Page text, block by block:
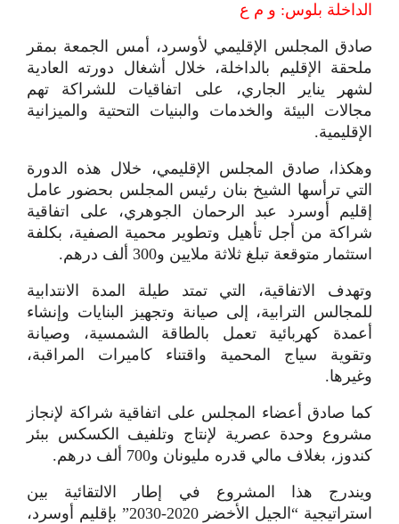
الداخلة بلوس: و م ع
صادق المجلس الإقليمي لأوسرد، أمس الجمعة بمقر
ملحقة الإقليم بالداخلة، خلال أشغال دورته العادية
لشهر يناير الجاري، على اتفاقيات للشراكة تهم
مجالات البيئة والخدمات والبنيات التحتية والميزانية
الإقليمية.
وهكذا، صادق المجلس الإقليمي، خلال هذه الدورة
التي ترأسها الشيخ بنان رئيس المجلس بحضور عامل
إقليم أوسرد عبد الرحمان الجوهري، على اتفاقية
شراكة من أجل تأهيل وتطوير محمية الصفية، بكلفة
استثمار متوقعة تبلغ ثلاثة ملايين و300 ألف درهم.
وتهدف الاتفاقية، التي تمتد طيلة المدة الانتدابية
للمجالس الترابية، إلى صيانة وتجهيز البنايات وإنشاء
أعمدة كهربائية تعمل بالطاقة الشمسية، وصيانة
وتقوية سياج المحمية واقتناء كاميرات المراقبة،
وغيرها.
كما صادق أعضاء المجلس على اتفاقية شراكة لإنجاز
مشروع وحدة عصرية لإنتاج وتلفيف الكسكس ببئر
كندوز، بغلاف مالي قدره مليونان و700 ألف درهم.
ويندرج هذا المشروع في إطار الالتقائية بين
استراتيجية “الجيل الأخضر 2020-2030” بإقليم أوسرد،